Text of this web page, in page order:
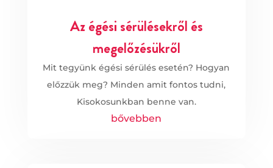
Az égési sérülésekről és
megelőzésükről
Mit tegyünk égési sérülés esetén? Hogyan
előzzük meg? Minden amit fontos tudni,
Kisokosunkban benne van.
bővebben